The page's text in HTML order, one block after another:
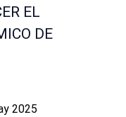
EL
DE
2025